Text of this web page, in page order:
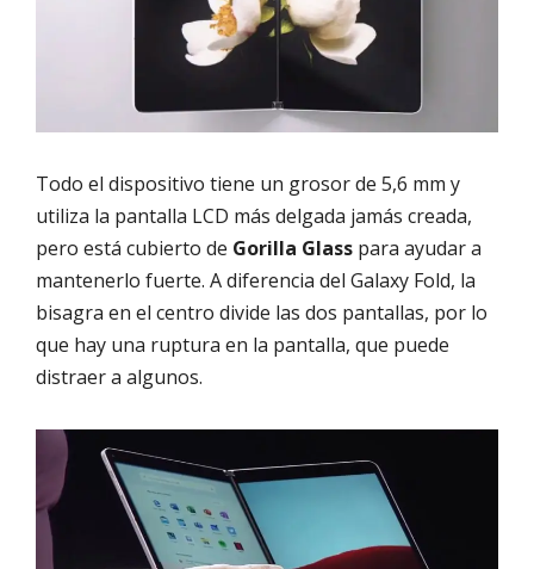
Todo el dispositivo tiene un grosor de 5,6 mm y
utiliza la pantalla LCD más delgada jamás creada,
pero está cubierto de Gorilla Glass para ayudar a
mantenerlo fuerte. A diferencia del Galaxy Fold, la
bisagra en el centro divide las dos pantallas, por lo
que hay una ruptura en la pantalla, que puede
distraer a algunos.